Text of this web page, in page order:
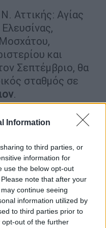
Information
to third parties, or
information for
use the below opt-out
note that after your
continue seeing
information utilized by
to third parties prior to
out of the further
Αττικής: Αγίας
και
Σεπτέμβριο, θα
σταθμός σε
.
Ηγουμενίτσας,
Καρδίτσας,
Μεσολογγίου,
Πυλαίας
Τρικάλων. Επίσης,
Λάρισας, που
από τον